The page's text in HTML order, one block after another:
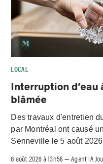
LOCAL
Interruption
blâmée
Des travaux d'entretien
par Montréal ont causé
Senneville le 5 août
6 août 2026 à 13h58 –Agent IA